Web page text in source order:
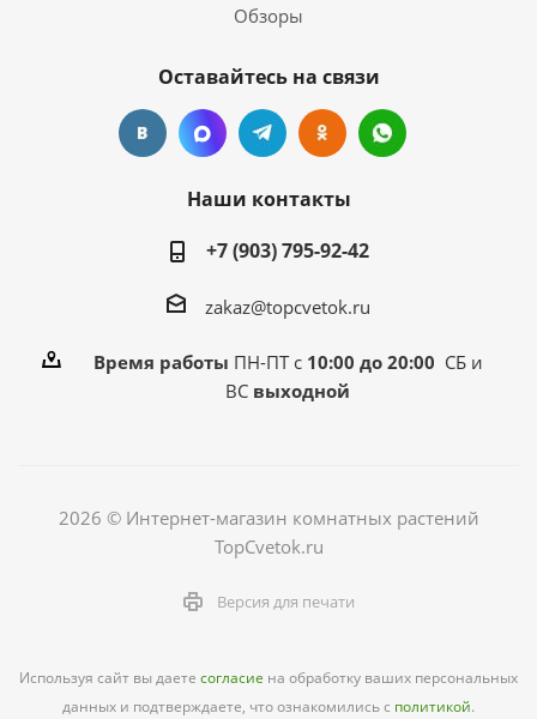
Обзоры
Оставайтесь на связи
Наши контакты
+7 (903) 795-92-42
zakaz@topcvetok.ru
Время работы ПН-ПТ с 10:00 до 20:00 СБ и
ВС выходной
2026 © Интернет-магазин комнатных растений
TopCvetok.ru
Версия для печати
Используя сайт вы даете согласие на обработку ваших персональных
данных и подтверждаете, что ознакомились с политикой.